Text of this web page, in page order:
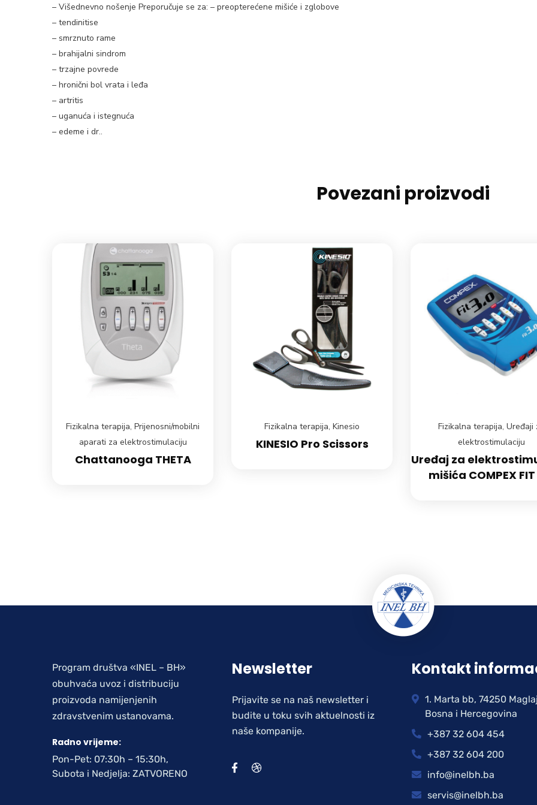
– Višednevno nošenje Preporučuje se za: – preopterećene mišiće i zglobove
– tendinitise
– smrznuto rame
– brahijalni sindrom
– trzajne povrede
– hronični bol vrata i leđa
– artritis
– uganuća i istegnuća
– edeme i dr..
Povezani proizvodi
Fizikalna terapija, Prijenosni/mobilni
aparati za elektrostimulaciju
Chattanooga THETA
Fizikalna terapija, Kinesio
KINESIO Pro Scissors
Fizikalna terapija, Uređaji
elektrostimulaciju
Uređaj za
mišića COMPEX
Program društva «INEL – BH»
obuhvaća uvoz i distribuciju
proizvoda namijenjenih
zdravstvenim ustanovama.
Radno vrijeme:
Pon-Pet: 07:30h – 15:30h,
Subota i Nedjelja: ZATVORENO
Newsletter
Prijavite se na naš newsletter i
budite u toku svih aktuelnosti iz
naše kompanije.
Kontakt
1. Marta bb, 74250 Maglaj
Bosna i Hercegovina
+387 32 604 454
+387 32 604 200
info@inelbh.ba
servis@inelbh.ba